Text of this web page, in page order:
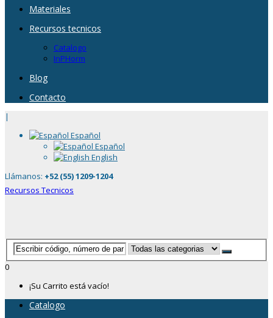
Materiales
Recursos tecnicos
Catalogo
InPHorm
Blog
Contacto
|
Español
Español
English
Llámanos: +52 (55) 1209-1204
Recursos Tecnicos
0
¡Su Carrito está vacío!
Catalogo